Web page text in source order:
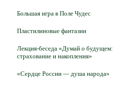
Большая игра в Поле Чудес
Пластилиновые фантазии
Лекция-беседа «Думай о будущем:
страхование и накопления»
«Сердце России — душа народа»